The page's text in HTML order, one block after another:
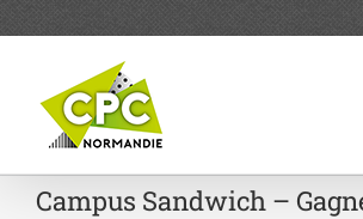
Campus Sandwich –